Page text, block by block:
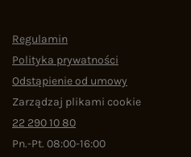
Regulamin
Polityka prywatności
Odstąpienie od umowy
Zarządzaj plikami cookie
22 290 10 80
Pn.-Pt. 08:00-16:00